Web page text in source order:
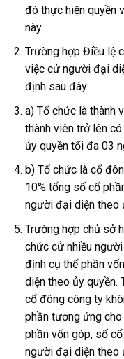
đó thực hiện quyền
này.
Trường hợp Điều lệ
việc cử người đại
định sau đây:
a) Tổ chức là thành
thành viên trở lên
ủy quyền tối đa 03
b) Tổ chức là cổ
10% tổng số cổ
người đại diện theo
Trường hợp chủ sở
chức cử nhiều
định cụ thể phần
diện theo ủy quyền.
cổ đông công ty
phần tương ứng
phần vốn góp, số
người đại diện theo